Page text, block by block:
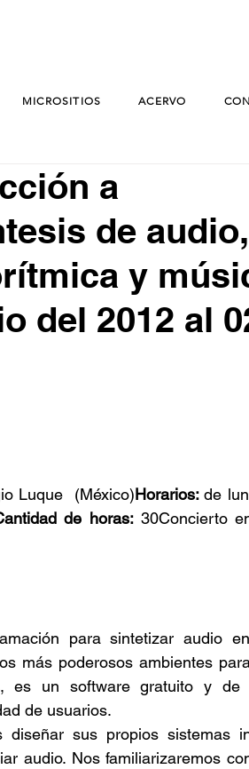
MICROSITIOS ACERVO
a
de audio,
y
del 2012 al
Luque  (México)Horarios: de
de horas:
para sintetizar audio
más poderosos ambientes
es un software gratuito y de
de usuarios.
sus propios sistemas
audio. Nos familiarizaremos